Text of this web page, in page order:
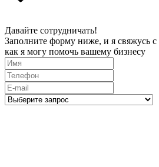
Давайте сотрудничать!
Заполните форму ниже, и я свяжусь
как я могу помочь вашему бизнесу